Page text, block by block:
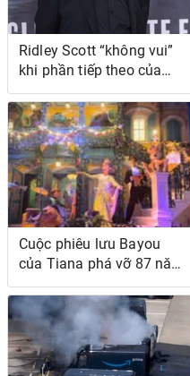
Ridley Scott “không vui”
khi phần tiếp theo của
Alien và Blade Runner bị
tặng
Cuộc phiêu lưu Bayou
của Tiana phá vỡ 87 năm
của Canon Công chúa
Disney kỳ lạ